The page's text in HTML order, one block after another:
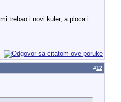
trebao i novi kuler, a ploca i
#12